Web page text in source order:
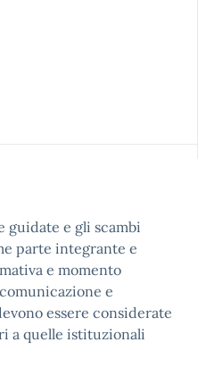
guidate e gli scambi
parte integrante e
e momento
e
essere considerate
a quelle istituzionali